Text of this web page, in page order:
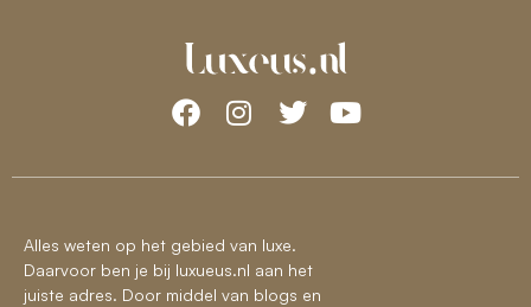
Alles weten op het gebied van luxe.
Daarvoor ben je bij luxueus.nl aan het
juiste adres. Door middel van blogs en